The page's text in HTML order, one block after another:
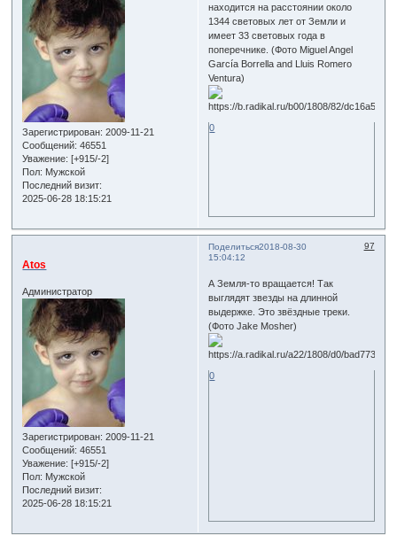
Зарегистрирован: 2009-11-21
Сообщений: 46551
Уважение: [+915/-2]
Пол: Мужской
Последний визит:
2025-06-28 18:15:21
находится на расстоянии около
1344 световых лет от Земли и
имеет 33 световых года в
поперечнике. (Фото Miguel Angel
García Borrella and Lluis Romero
Ventura)
0
Поделиться 97
2018-08-30
15:04:12
Atos
Администратор
Зарегистрирован: 2009-11-21
Сообщений: 46551
Уважение: [+915/-2]
Пол: Мужской
Последний визит:
2025-06-28 18:15:21
А Земля-то вращается! Так
выглядят звезды на длинной
выдержке. Это звёздные треки.
(Фото Jake Mosher)
0